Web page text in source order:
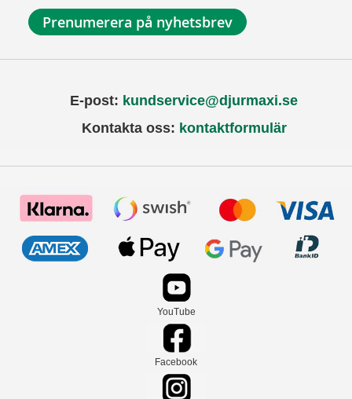
Prenumerera på nyhetsbrev
E-post: kundservice@djurmaxi.se
Kontakta oss: kontaktformulär
YouTube
Facebook